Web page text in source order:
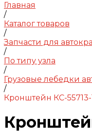
Главная
/
Каталог товаров
/
Запчасти для
/
По типу узла
/
Грузовые лебедки
/
Кронштейн КС-55713-